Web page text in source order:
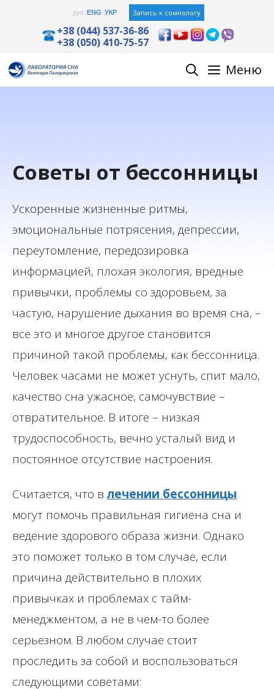
содержимому
рус ENG УКР Запись к сомнологу
+38 (044) 537-36-86
+38 (050) 410-75-57
Меню
Советы от бессонницы
Ускоренные жизненные ритмы,
эмоциональные потрясения, депрессии,
переутомление, передозировка
информацией, плохая экология, вредные
привычки, проблемы со здоровьем, за
частую, нарушение дыхания во время сна, –
все это и многое другое становится
причиной такой проблемы, как бессонница.
Человек часами не может уснуть, спит мало,
качество сна ужасное, самочувствие –
отвратительное. В итоге – низкая
трудоспособность, вечно усталый вид и
постоянное отсутствие настроения.
Считается, что в лечении бессонницы
могут помочь правильная гигиена сна и
ведение здорового образа жизни. Однако
это поможет только в том случае, если
причина действительно в плохих
привычках и проблемах с тайм-
менеджментом, а не в чем-то более
серьезном. В любом случае стоит
проследить за собой и воспользоваться
следующими советами: